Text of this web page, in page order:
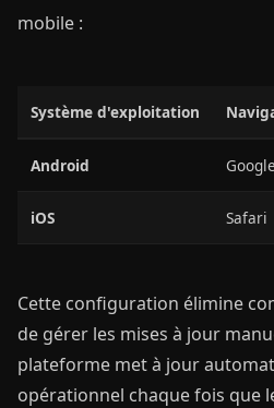
mobile :
Système d'exploitation
Android
iOS Safari
Cette configuration élimine
de gérer les mises à jour
plateforme met à jour
opérationnel chaque fois que